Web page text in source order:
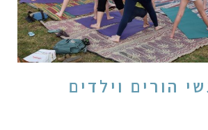
הורים וילדים